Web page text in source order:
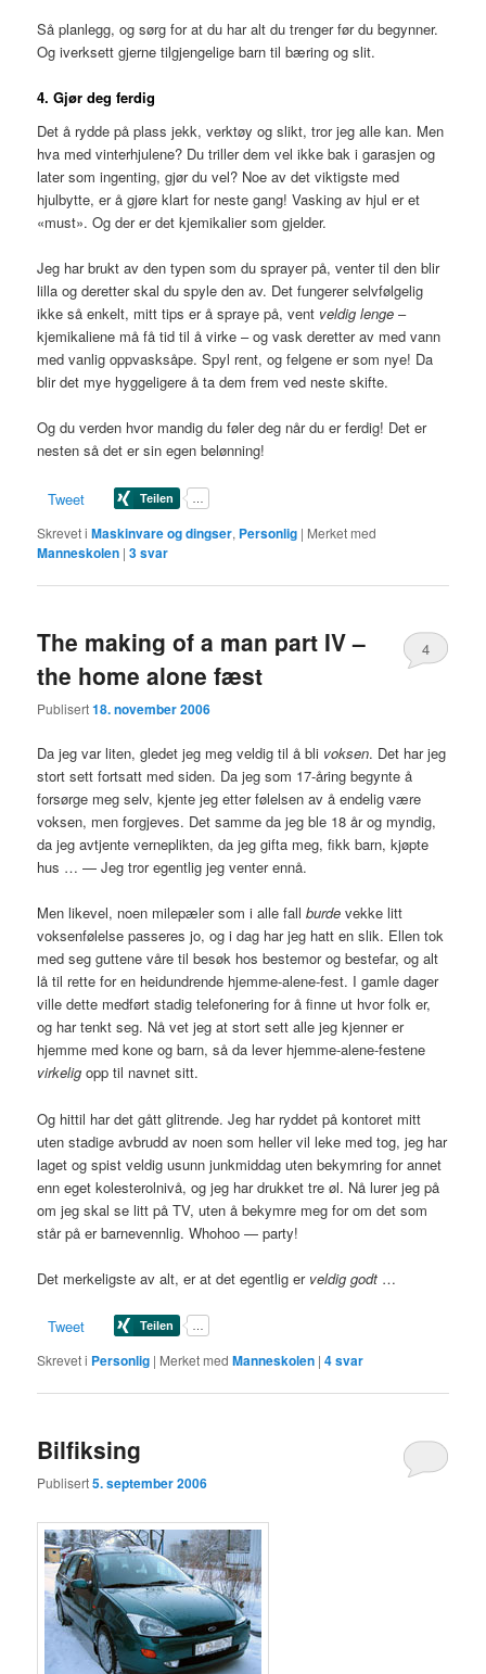
Så planlegg, og sørg for at du har alt du trenger før du begynner.
Og iverksett gjerne tilgjengelige barn til bæring og slit.
4. Gjør deg ferdig
Det å rydde på plass jekk, verktøy og slikt, tror jeg alle kan. Men
hva med vinterhjulene? Du triller dem vel ikke bak i garasjen og
later som ingenting, gjør du vel? Noe av det viktigste med
hjulbytte, er å gjøre klart for neste gang! Vasking av hjul er et
«must». Og der er det kjemikalier som gjelder.
Jeg har brukt av den typen som du sprayer på, venter til den blir
lilla og deretter skal du spyle den av. Det fungerer selvfølgelig
ikke så enkelt, mitt tips er å spraye på, vent veldig lenge –
kjemikaliene må få tid til å virke – og vask deretter av med vann
med vanlig oppvasksåpe. Spyl rent, og felgene er som nye! Da
blir det mye hyggeligere å ta dem frem ved neste skifte.
Og du verden hvor mandig du føler deg når du er ferdig! Det er
nesten så det er sin egen belønning!
Tweet
Skrevet i Maskinvare og dingser, Personlig | Merket med
Manneskolen |3svar
The making of a man part IV –
the home alone fæst
Publisert18. november 2006
4
Da jeg var liten, gledet jeg meg veldig til å bli voksen. Det har jeg
stort sett fortsatt med siden. Da jeg som 17-åring begynte å
forsørge meg selv, kjente jeg etter følelsen av å endelig være
voksen, men forgjeves. Det samme da jeg ble 18 år og myndig,
da jeg avtjente verneplikten, da jeg gifta meg, fikk barn, kjøpte
hus … — Jeg tror egentlig jeg venter ennå.
Men likevel, noen milepæler som i alle fallburde vekke litt
voksenfølelse passeres jo, og i dag har jeg hatt en slik. Ellen tok
med seg guttene våre til besøk hos bestemor og bestefar, og alt
lå til rette for en heidundrende hjemme-alene-fest. I gamle dager
ville dette medført stadig telefonering for å finne ut hvor folk er,
og har tenkt seg. Nå vet jeg at stort sett alle jeg kjenner er
hjemme med kone og barn, så da lever hjemme-alene-festene
virkelig opp til navnet sitt.
Og hittil har det gått glitrende. Jeg har ryddet på kontoret mitt
uten stadige avbrudd av noen som heller vil leke med tog, jeg har
laget og spist veldig usunn junkmiddag uten bekymring for annet
enn eget kolesterolnivå, og jeg har drukket tre øl. Nå lurer jeg på
om jeg skal se litt på TV, uten å bekymre meg for om det som
står på er barnevennlig. Whohoo — party!
Det merkeligste av alt, er at det egentlig er veldig godt …
Tweet
Skrevet i Personlig | Merket med Manneskolen |4svar
Bilfiksing
Publisert5. september 2006